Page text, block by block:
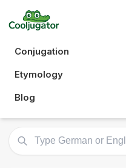
Conjugation
Etymology
Blog